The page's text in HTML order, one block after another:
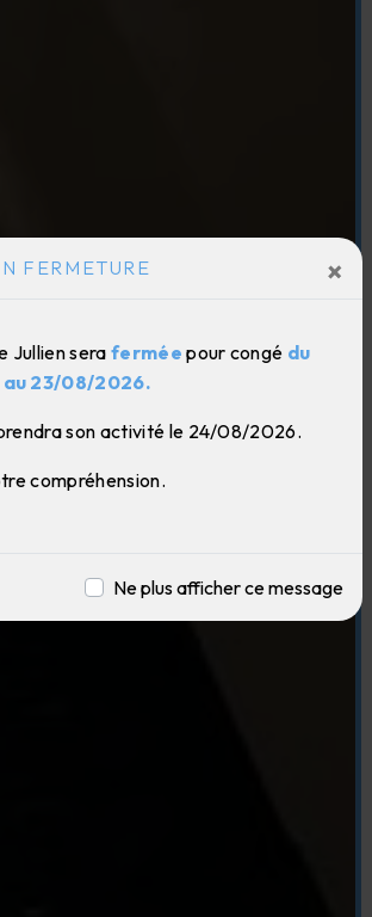
FERMETURE ×
Jullien sera fermée pour congé du
23/08/2026.
son activité le 24/08/2026.
compréhension.
Ne plus afficher ce message